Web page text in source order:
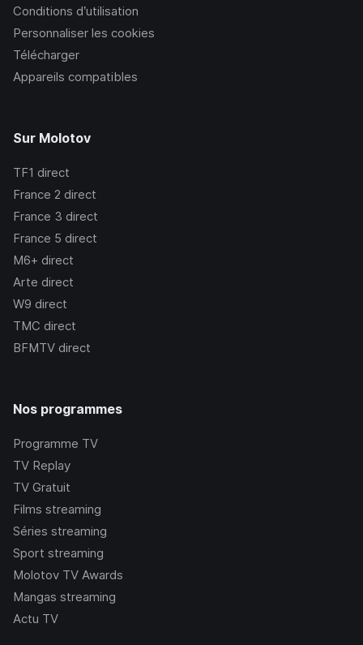
Conditions d’utilisation
Personnaliser les cookies
Télécharger
Appareils compatibles
Sur Molotov
TF1 direct
France 2 direct
France 3 direct
France 5 direct
M6+ direct
Arte direct
W9 direct
TMC direct
BFMTV direct
Nos programmes
Programme TV
TV Replay
TV Gratuit
Films streaming
Séries streaming
Sport streaming
Molotov TV Awards
Mangas streaming
Actu TV